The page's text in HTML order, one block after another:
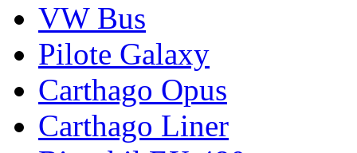
VW Bus
Pilote Galaxy
Carthago Opus
Carthago Liner